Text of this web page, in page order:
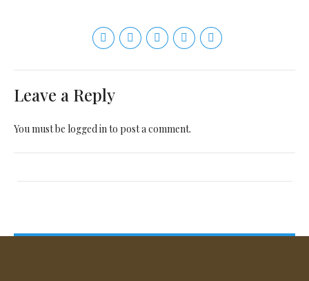
Leave a Reply
You must be logged into post a comment.